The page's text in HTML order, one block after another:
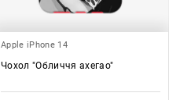
Apple iPhone 14
Чохол "Обличчя ахегао"